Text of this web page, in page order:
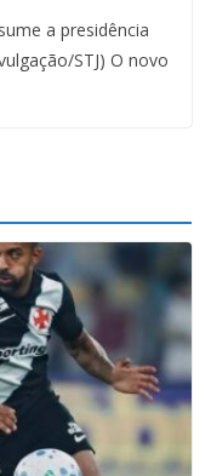
a presidência
STJ) O novo